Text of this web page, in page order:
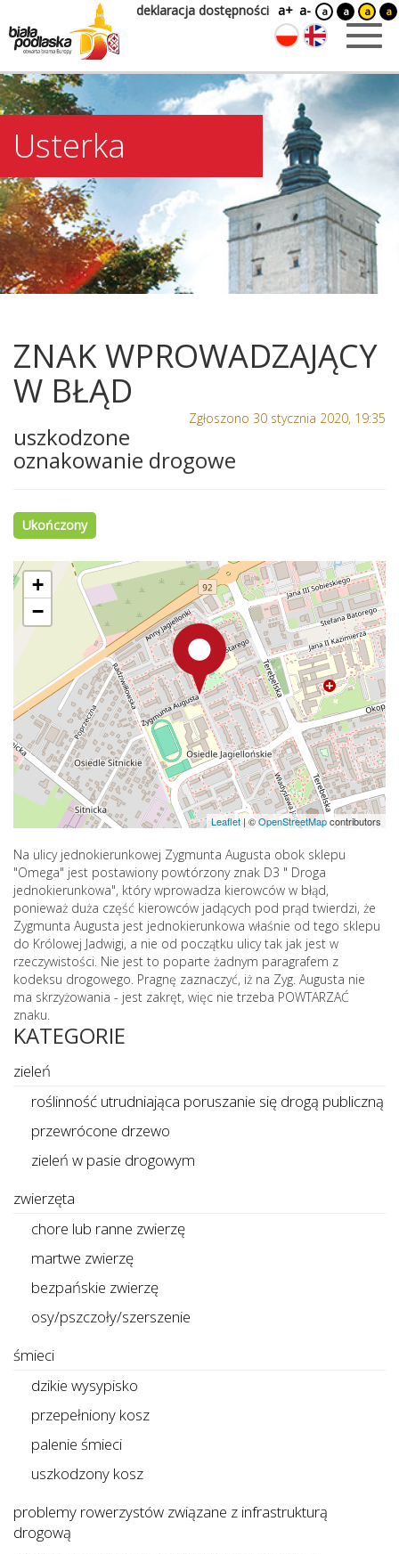
deklaracja dostępności a+ a- a a a a
Usterka
ZNAK WPROWADZAJĄCY
W BŁĄD
Zgłoszono 30 stycznia 2020, 19:35
uszkodzone
oznakowanie drogowe
Ukończony
+
−
Leaflet | ©OpenStreetMapcontributors
Na ulicy jednokierunkowej Zygmunta Augusta obok sklepu
"Omega" jest postawiony powtórzony znak D3 " Droga
jednokierunkowa", który wprowadza kierowców w błąd,
ponieważ duża część kierowców jadących pod prąd twierdzi, że
Zygmunta Augusta jest jednokierunkowa właśnie od tego sklepu
do Królowej Jadwigi, a nie od początku ulicy tak jak jest w
rzeczywistości. Nie jest to poparte żadnym paragrafem z
kodeksu drogowego. Pragnę zaznaczyć, iż na Zyg. Augusta nie
ma skrzyżowania - jest zakręt, więc nie trzeba POWTARZAĆ
znaku.
KATEGORIE
zieleń
roślinność utrudniająca poruszanie się drogą publiczną
przewrócone drzewo
zieleń w pasie drogowym
zwierzęta
chore lub ranne zwierzę
martwe zwierzę
bezpańskie zwierzę
osy/pszczoły/szerszenie
śmieci
dzikie wysypisko
przepełniony kosz
palenie śmieci
uszkodzony kosz
problemy rowerzystów związane z infrastrukturą
drogową